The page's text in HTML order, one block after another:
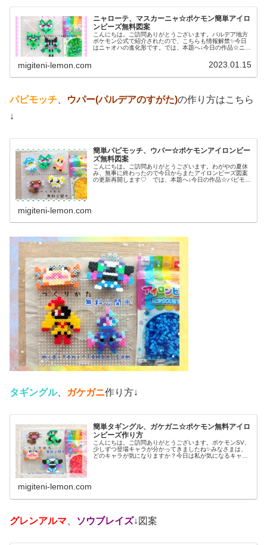
ニャローテ、マスカーニャ☆ポケモン簡単アイロ
ンビーズ無料図案
こんにちは。ご訪問ありがとうございます。パルデア地方
ポケモン公式で紹介されたので、こちらも情報解禁✨今日
はニャオハの進化形です。では、本題へ↓今日の作品☆ニャ
migiteni-lemon.com 2023.01.15
パピモッチ ウパー(パルデアのすがた)の作り方はこちら
↓
簡単パピモッチ、ウパー☆ポケモンアイロンビー
ズ無料図案
こんにちは。ご訪問ありがとうございます。わがやの夏休
み、無事に終わったので今日からまたアイロンビーズ図案
の更新再開します♡ では、本題へ↓今日の作品☆パピモッ
migiteni-lemon.com
タギングル、 ガケガニ作り方↓
簡単タギングル、ガケガニ☆ポケモン無料アイロ
ンビーズ作り方
こんにちは。ご訪問ありがとうございます。ポケモンSV、
少しずつ登場キャラが分かってきましたね✨みなさまは、
どのキャラが気になりますか？今日は私が気になるキャラ
migiteni-lemon.com
グレンアルマ ソウブレイズ↓図案